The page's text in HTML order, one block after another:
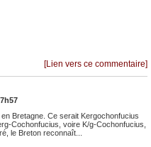
[Lien vers ce commentaire]
Bretagne. Ce serait Kergochonfucius
Cochonfucius, voire K/g-Cochonfucius,
le Breton reconnaît...